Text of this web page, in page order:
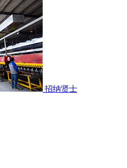
招纳贤士